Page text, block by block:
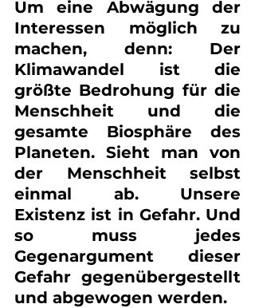
Um eine Abwägung der
Interessen möglich zu
machen, denn: Der
Klimawandel ist die
größte Bedrohung für die
Menschheit und die
gesamte Biosphäre des
Planeten. Sieht man von
der Menschheit selbst
einmal ab. Unsere
Existenz ist in Gefahr. Und
so muss jedes
Gegenargument dieser
Gefahr gegenübergestellt
und abgewogen werden.